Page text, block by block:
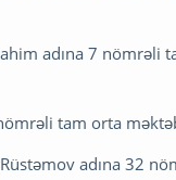
adına 7 nömrəli
tam orta
adına 32